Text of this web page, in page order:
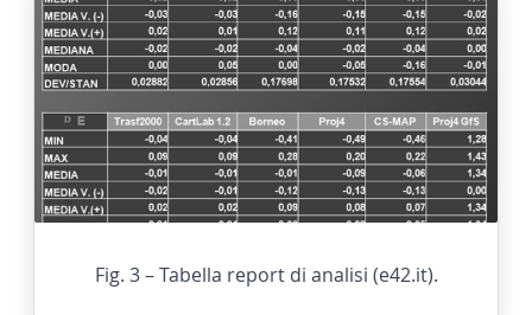
Fig. 3 – Tabella report di analisi (e42.it).